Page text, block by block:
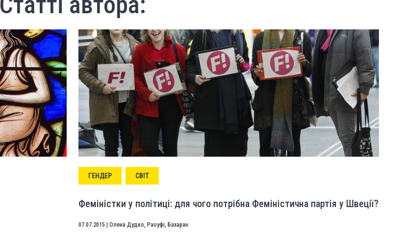
ГЕНДЕР СВІТ
Феміністки у політиці: для чого потрібна Феміністична партія у Швеції?
07.07.2015 Олена Дудко, Раоуфі, Бахаран